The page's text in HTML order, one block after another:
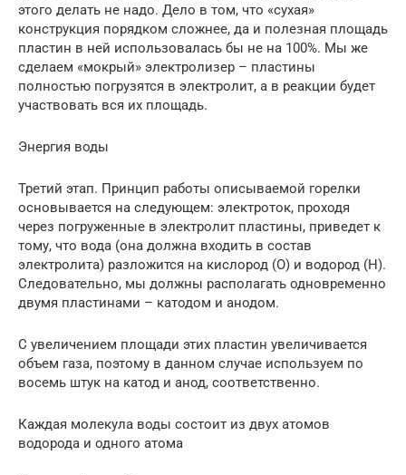
этого делать не надо. Дело в том, что «сухая»
конструкция порядком сложнее, да и полезная площадь
пластин в ней использовалась бы не на 100%. Мы же
сделаем «мокрый» электролизер – пластины
полностью погрузятся в электролит, а в реакции будет
участвовать вся их площадь.
Энергия воды
Третий этап. Принцип работы описываемой горелки
основывается на следующем: электроток, проходя
через погруженные в электролит пластины, приведет к
тому, что вода (она должна входить в состав
электролита) разложится на кислород (О) и водород (Н).
Следовательно, мы должны располагать одновременно
двумя пластинами – катодом и анодом.
С увеличением площади этих пластин увеличивается
объем газа, поэтому в данном случае используем по
восемь штук на катод и анод, соответственно.
Каждая молекула воды состоит из двух атомов
водорода и одного атома